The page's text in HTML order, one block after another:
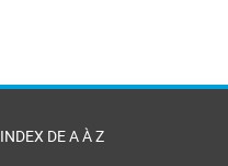
INDEX DE A À Z